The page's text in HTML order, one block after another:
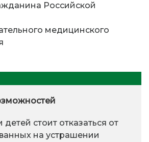
Российской
медицинского
детей стоит отказаться от
на устрашении